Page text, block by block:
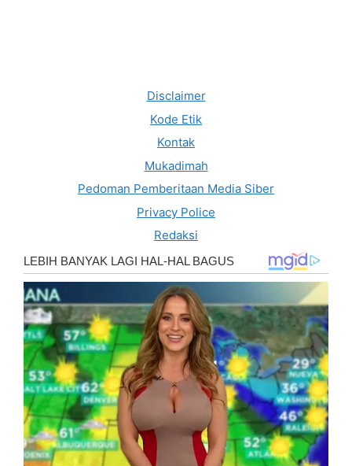
Disclaimer
Kode Etik
Kontak
Mukadimah
Pedoman Pemberitaan Media Siber
Privacy Police
Redaksi